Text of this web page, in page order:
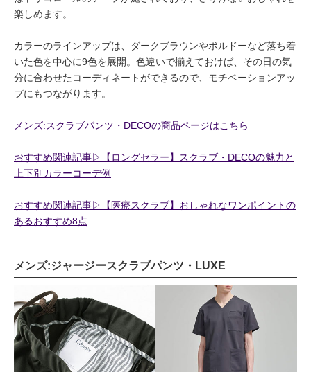
楽しめます。
カラーのラインアップは、ダークブラウンやボルドーなど落ち着
いた色を中心に9色を展開。色違いで揃えておけば、その日の気
分に合わせたコーディネートができるので、モチベーションアッ
プにもつながります。
メンズ:スクラブパンツ・DECOの商品ページはこちら
おすすめ関連記事▷【ロングセラー】スクラブ・DECOの魅力と
上下別カラーコーデ例
おすすめ関連記事▷【医療スクラブ】おしゃれなワンポイントの
あるおすすめ8点
メンズ:ジャージースクラブパンツ・LUXE